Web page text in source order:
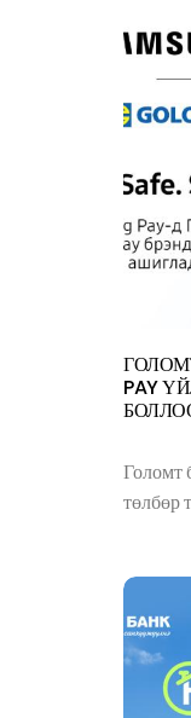
PAY
Голомт
төлбөр